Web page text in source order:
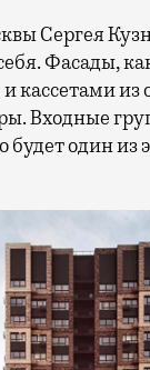
Сергея
Фасады,
из
Входные
будет один